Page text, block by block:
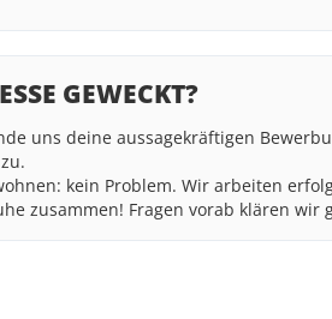
GEWECKT?
uns deine aussagekräftigen
kein Problem. Wir arbeiten
zusammen! Fragen vorab klären wir